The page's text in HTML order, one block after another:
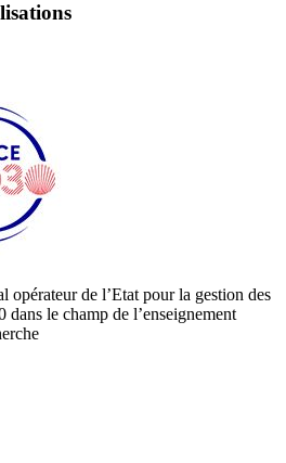
opérateur de l’Etat pour la gestion des
dans le champ de l’enseignement